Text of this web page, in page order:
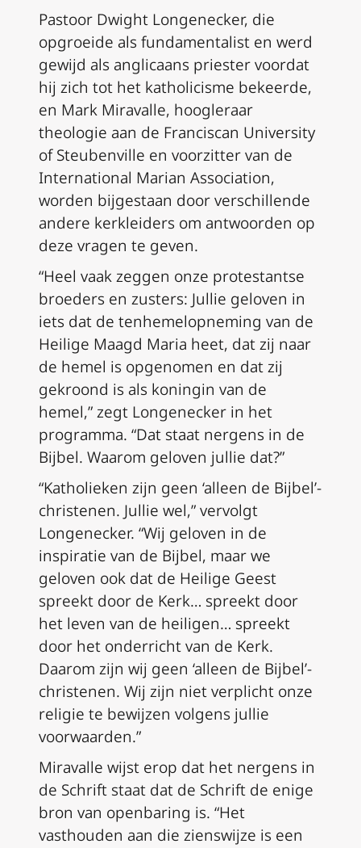
Pastoor Dwight Longenecker, die
opgroeide als fundamentalist en werd
gewijd als anglicaans priester voordat
hij zich tot het katholicisme bekeerde,
en Mark Miravalle, hoogleraar
theologie aan de Franciscan University
of Steubenville en voorzitter van de
International Marian Association,
worden bijgestaan door verschillende
andere kerkleiders om antwoorden op
deze vragen te geven.
“Heel vaak zeggen onze protestantse
broeders en zusters: Jullie geloven in
iets dat de tenhemelopneming van de
Heilige Maagd Maria heet, dat zij naar
de hemel is opgenomen en dat zij
gekroond is als koningin van de
hemel,” zegt Longenecker in het
programma. “Dat staat nergens in de
Bijbel. Waarom geloven jullie dat?”
“Katholieken zijn geen ‘alleen de Bijbel’-
christenen. Jullie wel,” vervolgt
Longenecker. “Wij geloven in de
inspiratie van de Bijbel, maar we
geloven ook dat de Heilige Geest
spreekt door de Kerk… spreekt door
het leven van de heiligen… spreekt
door het onderricht van de Kerk.
Daarom zijn wij geen ‘alleen de Bijbel’-
christenen. Wij zijn niet verplicht onze
religie te bewijzen volgens jullie
voorwaarden.”
Miravalle wijst erop dat het nergens in
de Schrift staat dat de Schrift de enige
bron van openbaring is. “Het
vasthouden aan die zienswijze is een